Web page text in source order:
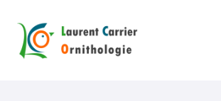
contenu